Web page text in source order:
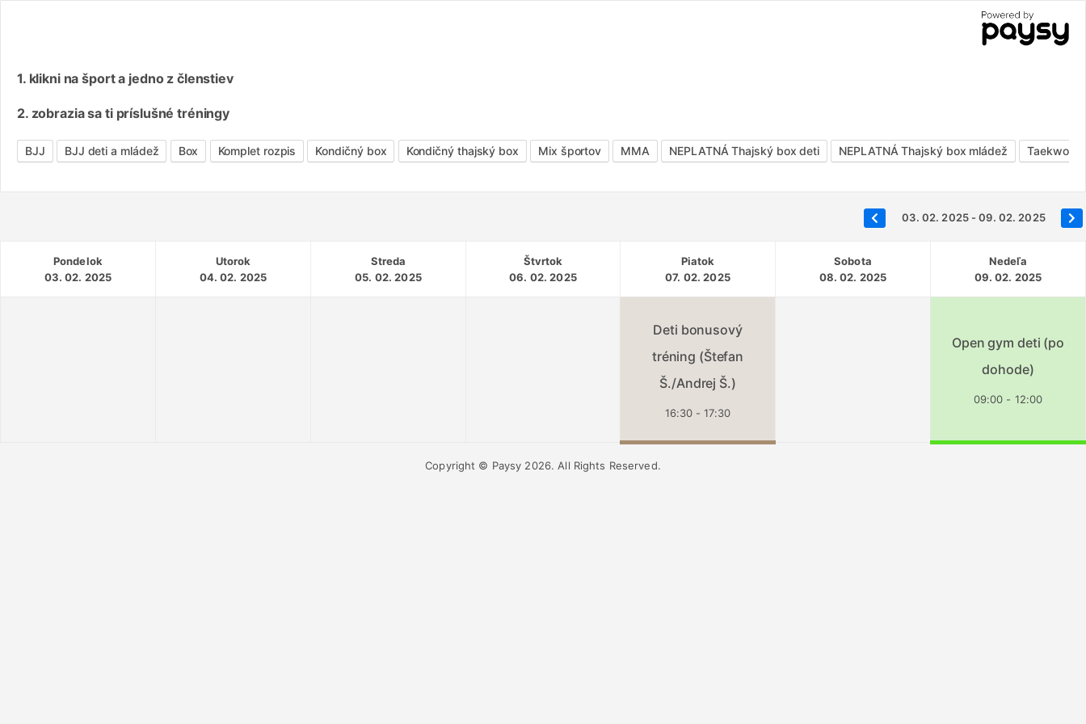
1. klikni na šport a jedno z členstiev
2. zobrazia sa ti príslušné tréningy
BJJ BJJ deti a mládež Box Komplet rozpis Kondičný box Kondičný thajský box Mix športov MMA NEPLATNÁ Thajský box deti NEPLATNÁ Thajský box mládež
03. 02. 2025 - 09. 02. 2025
Pondelok
03. 02. 2025
Utorok
04. 02. 2025
Streda
05. 02. 2025
Štvrtok
06. 02. 2025
Piatok
07. 02. 2025
Sobota
08. 02. 2025
Nedeľa
09. 02. 2025
Deti bonusový
tréning (Štefan
Š./Andrej Š.)
16:30 - 17:30
Open gym deti (po
dohode)
09:00 - 12:00
Copyright © Paysy 2026. All Rights Reserved.